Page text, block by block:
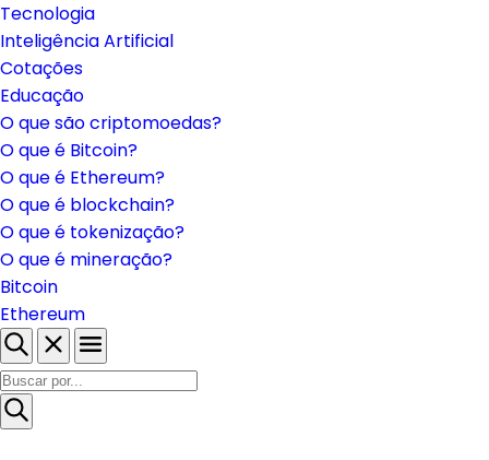
Tecnologia
Inteligência Artificial
Cotações
Educação
O que são criptomoedas?
O que é Bitcoin?
O que é Ethereum?
O que é blockchain?
O que é tokenização?
O que é mineração?
Bitcoin
Ethereum